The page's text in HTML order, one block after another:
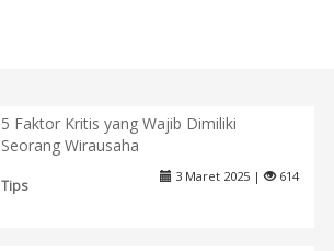
5 Faktor Kritis yang Wajib Dimiliki
Seorang Wirausaha
Tips
3 Maret 2025 | 614